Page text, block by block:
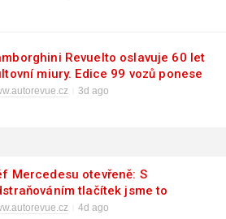
Revuelto oslavuje 60 let
miury. Edice 99 vozů ponese
slavné barvy3d ago
Mercedesu otevřeně: S
tlačítek jsme to
4d ago